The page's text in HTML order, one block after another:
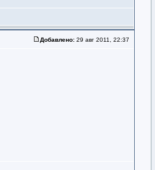
Добавлено: 29 авг 2011, 22:37